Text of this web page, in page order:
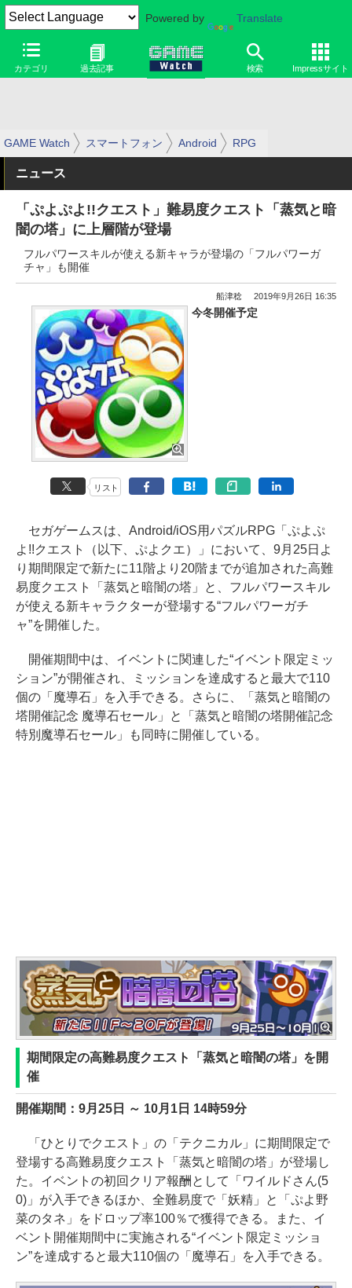
Powered by Translate
カテゴリ 過去記事 検索 Impressサイト
GAME Watch スマートフォン Android RPG
ニュース
「ぷよぷよ!!クエスト」難易度クエスト「蒸気と暗
闇の塔」に上層階が登場
フルパワースキルが使える新キャラが登場の「フルパワーガ
チャ」も開催
船津稔 2019年9月26日 16:35
今冬開催予定
リスト
セガゲームスは、Android/iOS用パズルRPG「ぷよぷ
よ!!クエスト（以下、ぷよクエ）」において、9月25日よ
り期間限定で新たに11階より20階までが追加された高難
易度クエスト「蒸気と暗闇の塔」と、フルパワースキル
が使える新キャラクターが登場する“フルパワーガチ
ャ”を開催した。
開催期間中は、イベントに関連した“イベント限定ミッ
ション”が開催され、ミッションを達成すると最大で110
個の「魔導石」を入手できる。さらに、「蒸気と暗闇の
塔開催記念 魔導石セール」と「蒸気と暗闇の塔開催記念
特別魔導石セール」も同時に開催している。
期間限定の高難易度クエスト「蒸気と暗闇の塔」を開
催
開催期間：9月25日 ～ 10月1日 14時59分
「ひとりでクエスト」の「テクニカル」に期間限定で
登場する高難易度クエスト「蒸気と暗闇の塔」が登場し
た。イベントの初回クリア報酬として「ワイルドさん(5
0)」が入手できるほか、全難易度で「妖精」と「ぷよ野
菜のタネ」をドロップ率100％で獲得できる。また、イ
ベント開催期間中に実施される“イベント限定ミッショ
ン”を達成すると最大110個の「魔導石」を入手できる。